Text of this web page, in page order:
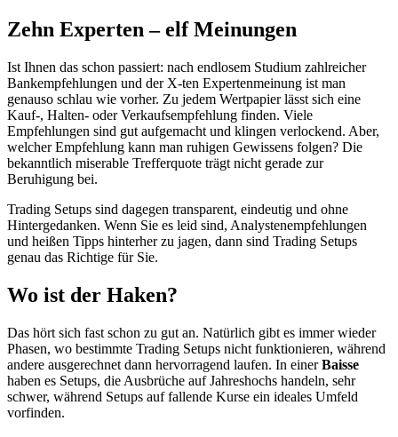
Zehn Experten – elf Meinungen
Ist Ihnen das schon passiert: nach endlosem Studium zahlreicher
Bankempfehlungen und der X-ten Expertenmeinung ist man
genauso schlau wie vorher. Zu jedem Wertpapier lässt sich eine
Kauf-, Halten- oder Verkaufsempfehlung finden. Viele
Empfehlungen sind gut aufgemacht und klingen verlockend. Aber,
welcher Empfehlung kann man ruhigen Gewissens folgen? Die
bekanntlich miserable Trefferquote trägt nicht gerade zur
Beruhigung bei.
Trading Setups sind dagegen transparent, eindeutig und ohne
Hintergedanken. Wenn Sie es leid sind, Analystenempfehlungen
und heißen Tipps hinterher zu jagen, dann sind Trading Setups
genau das Richtige für Sie.
Wo ist der Haken?
Das hört sich fast schon zu gut an. Natürlich gibt es immer wieder
Phasen, wo bestimmte Trading Setups nicht funktionieren, während
andere ausgerechnet dann hervorragend laufen. In einerBaisse
haben es Setups, die Ausbrüche auf Jahreshochs handeln, sehr
schwer, während Setups auf fallende Kurse ein ideales Umfeld
vorfinden.